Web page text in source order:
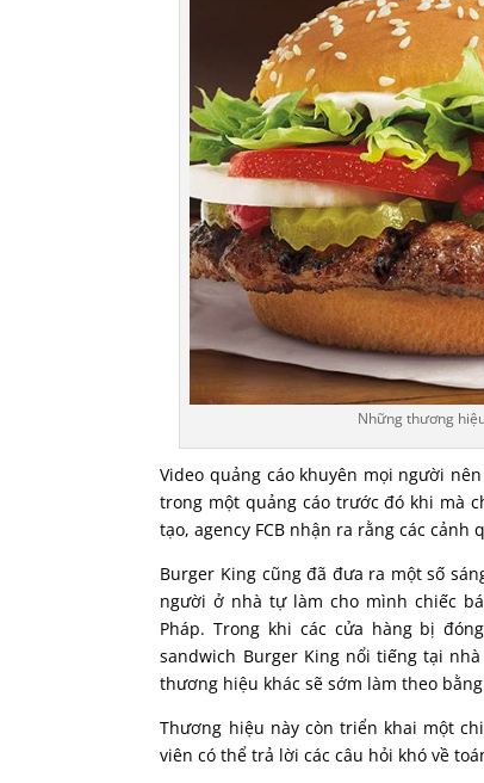
Những thương
Video quảng cáo khuyên mọi người
trong một quảng cáo trước đó khi mà
tạo, agency FCB nhận ra rằng các
Burger King cũng đã đưa ra một số
người ở nhà tự làm cho mình chiếc
Pháp. Trong khi các cửa hàng bị
sandwich Burger King nổi tiếng tại
thương hiệu khác sẽ sớm làm theo
Thương hiệu này còn triển khai một
viên có thể trả lời các câu hỏi khó về